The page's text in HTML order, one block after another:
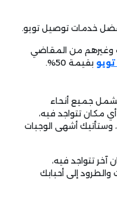
وغيرهم من المقاضي
بقيمة 50%.
جميع أنحاء
مكان تتواجد فيه،
أشهى الوجبات
تتواجد فيه،
إلى أحبابك